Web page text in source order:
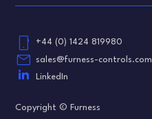
phone_android +44 (0) 1424 819980
email
sales@furness-controls.com
LinkedIn
Copyright © Furness